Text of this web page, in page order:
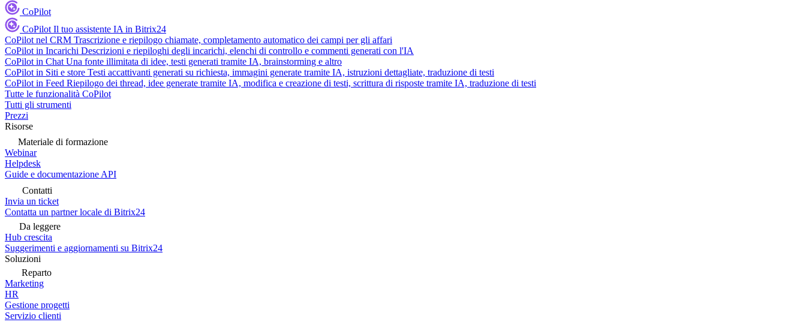
CoPilot
CoPilot Il tuo assistente IA in Bitrix24
CoPilot nel CRM Trascrizione e riepilogo chiamate, completamento automatico dei campi per gli affari
CoPilot in Incarichi Descrizioni e riepiloghi degli incarichi, elenchi di controllo e commenti generati con l'IA
CoPilot in Chat Una fonte illimitata di idee, testi generati tramite IA, brainstorming e altro
CoPilot in Siti e store Testi accattivanti generati su richiesta, immagini generate tramite IA, istruzioni dettagliate, traduzione di testi
CoPilot in Feed Riepilogo dei thread, idee generate tramite IA, modifica e creazione di testi, scrittura di risposte tramite IA, traduzione di testi
Tutte le funzionalità CoPilot
Tutti gli strumenti
Prezzi
Risorse
Materiale di formazione
Webinar
Helpdesk
Guide e documentazione API
Contatti
Invia un ticket
Contatta un partner locale di Bitrix24
Da leggere
Hub crescita
Suggerimenti e aggiornamenti su Bitrix24
Soluzioni
Reparto
Marketing
HR
Gestione progetti
Servizio clienti